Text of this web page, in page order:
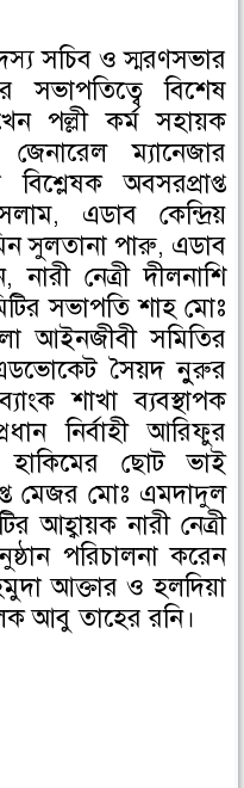
সচিব ও স্মরণসভার
বিশেষ
পল্লী কর্ম সহায়ক
জেনারেল ম্যানেজার
অবসরপ্রাপ্ত
এডাব কেন্দ্রিয়
সুলতানা পারু, এডাব
নেত্রী দীলনাশি
সভাপতি শাহ মোঃ
আইনজীবী সমিতির
সৈয়দ নুুরুর
শাখা ব্যবস্থাপক
নির্বাহী আরিফুর
ছোট ভাই
মেজর মোঃ এমদাদুল
আহ্বায়ক নারী নেত্রী
পরিচালনা করেন
আক্তার ও হলদিয়া
আবু তাহের রনি।